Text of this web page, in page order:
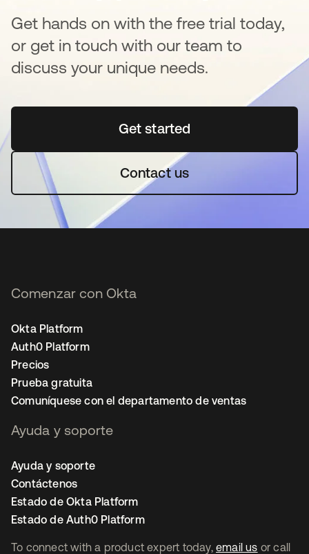
Get hands on with the free trial today,
or get in touch with our team to
discuss your unique needs.
Get startedse abre en una pestaña
Contact us
To connect with a product expert today, email us or call
Comenzar con Okta
Okta Platform
Auth0 Platform
Precios
Prueba gratuita
Comuníquese con el departamento de ventas
Ayuda y soporte
Ayuda y soporte
Contáctenos
Estado de Okta Platform
Estado de Auth0 Platform